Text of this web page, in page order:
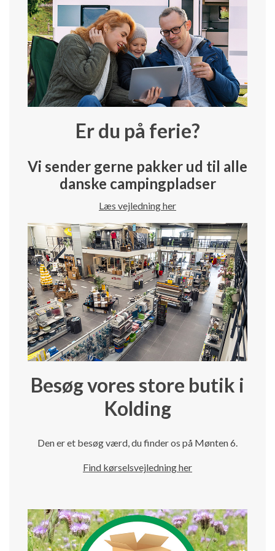
Er du på ferie?
Vi sender gerne pakker ud til alle
danske campingpladser
Læs vejledning her
Besøg vores store butik i
Kolding
Den er et besøg værd, du finder os på Mønten 6.
Find kørselsvejledning her